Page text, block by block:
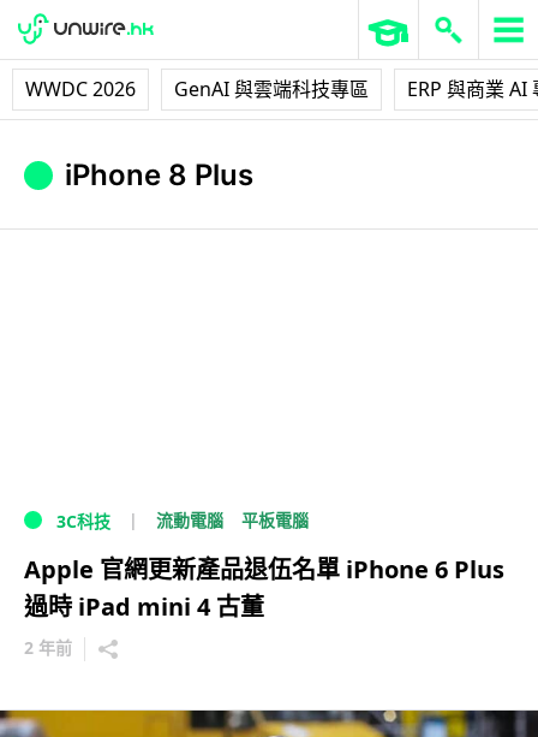
WWDC 2026 GenAI 與雲端科技專區 ERP 與商業 AI
iPhone 8 Plus
3C科技 流動電腦 平板電腦
Apple 官網更新產品退伍名單 iPhone 6 Plus
過時 iPad mini 4 古董
2 年前